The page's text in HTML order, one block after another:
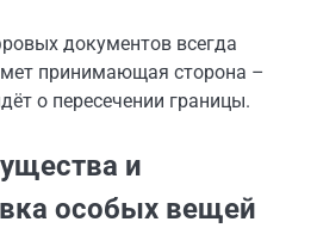
документов всегда
принимающая сторона –
о пересечении границы.
и
особых вещей